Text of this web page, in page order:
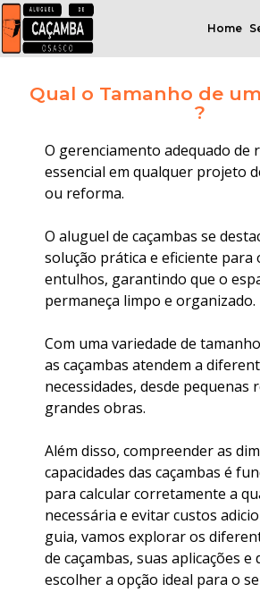
Home
Qual o Tamanho de
?
O gerenciamento adequado de
essencial em qualquer projeto
ou reforma.
O aluguel de caçambas se
solução prática e eficiente para
entulhos, garantindo que o
permaneça limpo e organizado.
Com uma variedade de
as caçambas atendem a
necessidades, desde pequenas
grandes obras.
Além disso, compreender as
capacidades das caçambas é
para calcular corretamente a
necessária e evitar custos
guia, vamos explorar os
de caçambas, suas aplicações e
escolher a opção ideal para o